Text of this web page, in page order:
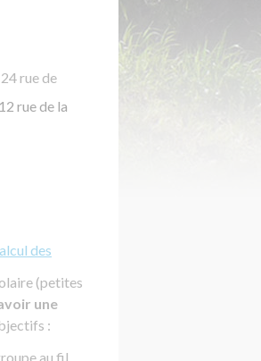
rue de
rue de la
des
(petites
une
:
au fil